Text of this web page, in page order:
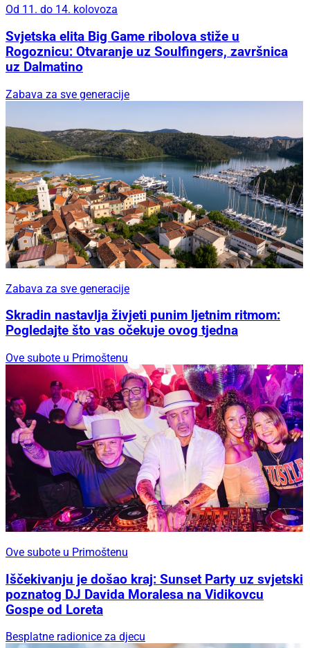
Od 11. do 14. kolovoza
Svjetska elita Big Game ribolova stiže u
Rogoznicu: Otvaranje uz Soulfingers, završnica
uz Dalmatino
Zabava za sve generacije
Zabava za sve generacije
Skradin nastavlja živjeti punim ljetnim ritmom:
Pogledajte što vas očekuje ovog tjedna
Ove subote u Primoštenu
Ove subote u Primoštenu
Iščekivanju je došao kraj: Sunset Party uz svjetski
poznatog DJ Davida Moralesa na Vidikovcu
Gospe od Loreta
Besplatne radionice za djecu